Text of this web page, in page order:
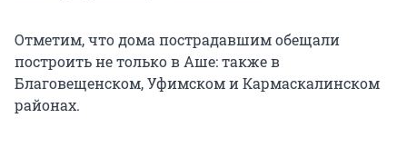
Отметим, что дома пострадавшим обещали
построить не только в Аше: также в
Благовещенском, Уфимском и Кармаскалинском
районах.